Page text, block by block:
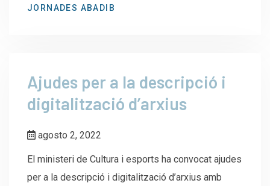
JORNADES ABADIB
Ajudes per a la descripció i
digitalització d’arxius
agosto 2, 2022
El ministeri de Cultura i esports ha convocat ajudes
per a la descripció i digitalització d’arxius amb